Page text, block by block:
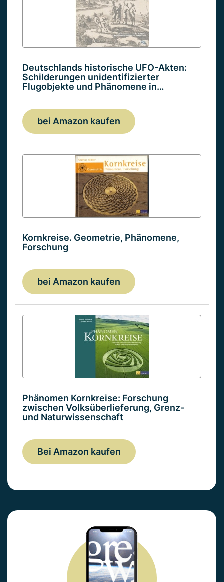
Deutschlands historische UFO-Akten:
Schilderungen unidentifizierter
Flugobjekte und Phänomene in…
bei Amazon kaufen
Kornkreise. Geometrie, Phänomene,
Forschung
bei Amazon kaufen
Phänomen Kornkreise: Forschung
zwischen Volksüberlieferung, Grenz-
und Naturwissenschaft
Bei Amazon kaufen